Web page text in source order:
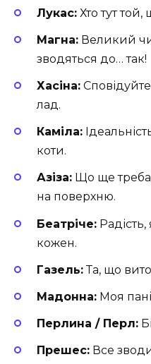
Лукас: Хто тут
Магна: Великий чи
зводяться до… так!
Хасіна:
лад.
Каміла:
коти.
Азіза: Що ще
на поверхню.
Беатріче:
кожен.
Газель:Та, що
Мадонна: Моя
Перлина / Перл:
Прешес: Все